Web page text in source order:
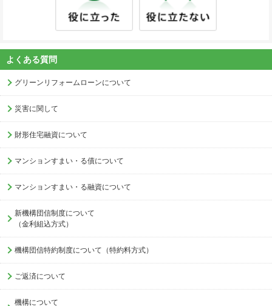
よくある質問
グリーンリフォームローンについて
災害に関して
財形住宅融資について
マンションすまい・る債について
マンションすまい・る融資について
新機構団信制度について
（金利組込方式）
機構団信特約制度について（特約料方式）
ご返済について
機構について